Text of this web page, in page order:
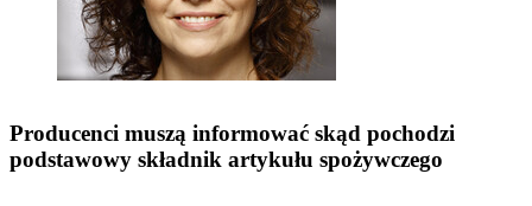
Producenci muszą informować skąd pochodzi
podstawowy składnik artykułu spożywczego